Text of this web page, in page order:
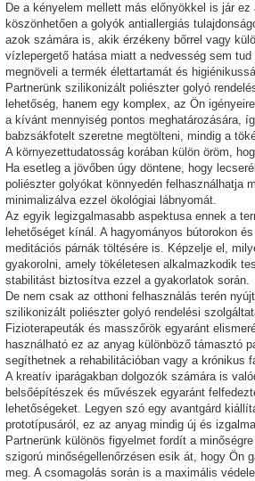
De a kényelem mellett más előnyökkel is jár
köszönhetően a golyók antiallergiás
azok számára is, akik érzékeny bőrrel vagy
vízlepergető hatása miatt a nedvesség sem
megnöveli a termék élettartamát és
Partnerünk szilikonizált poliészter golyó
lehetőség, hanem egy komplex, az Ön
a kívánt mennyiség pontos meghatározására,
babzsákfotelt szeretne megtölteni, mindig a
A környezettudatosság korában külön öröm,
Ha esetleg a jövőben úgy döntene, hogy
poliészter golyókat könnyedén felhasználhatja
minimalizálva ezzel ökológiai lábnyomát.
Az egyik legizgalmasabb aspektusa ennek a
lehetőséget kínál. A hagyományos bútorokon
meditációs párnák töltésére is. Képzelje el,
gyakorolni, amely tökéletesen alkalmazkodik
stabilitást biztosítva ezzel a gyakorlatok során.
De nem csak az otthoni felhasználás terén
szilikonizált poliészter golyó rendelési
Fizioterapeuták és masszőrök egyaránt
használható ez az anyag különböző támasztó
segíthetnek a rehabilitációban vagy a krónikus
A kreatív iparágakban dolgozók számára is
belsőépítészek és művészek egyaránt
lehetőségeket. Legyen szó egy avantgárd
prototípusáról, ez az anyag mindig új és
Partnerünk különös figyelmet fordít a
szigorú minőségellenőrzésen esik át, hogy Ön
meg. A csomagolás során is a maximális